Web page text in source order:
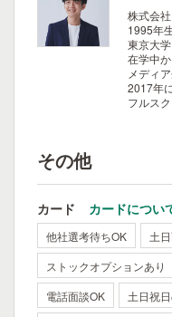
株式会
1995年
東京大
在学中
メディ
2017年
フルス
その他
カード カードについ
他社選考待ちOK 土
ストックオプションあり
電話面談OK
土日祝